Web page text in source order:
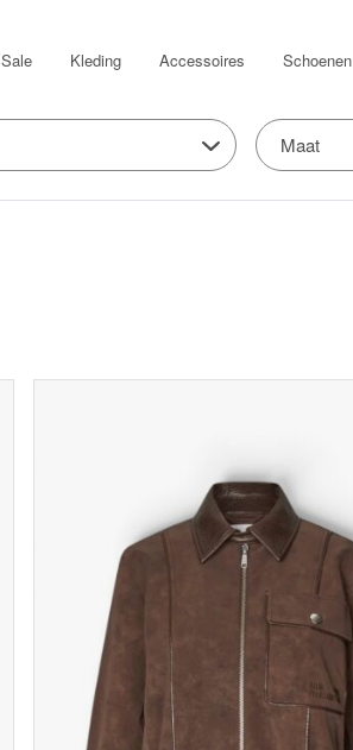
Sale Kleding Accessoires Schoenen
Maat